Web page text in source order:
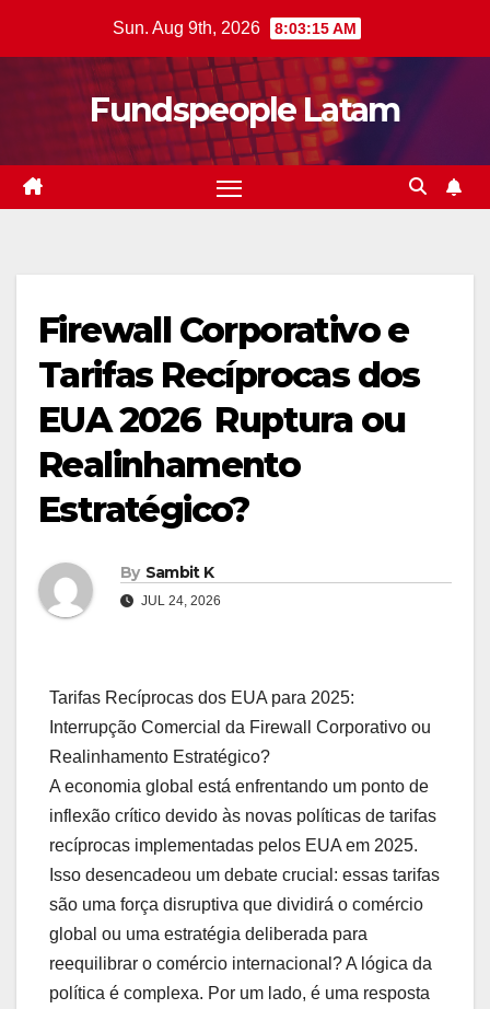
Sun. Aug 9th, 2026 8:03:16 AM
Fundspeople Latam
Firewall Corporativo e
Tarifas Recíprocas dos
EUA 2026  Ruptura ou
Realinhamento
Estratégico?
By Sambit K
JUL 24, 2026
Tarifas Recíprocas dos EUA para 2025:
Interrupção Comercial da Firewall Corporativo ou
Realinhamento Estratégico?
A economia global está enfrentando um ponto de
inflexão crítico devido às novas políticas de tarifas
recíprocas implementadas pelos EUA em 2025.
Isso desencadeou um debate crucial: essas tarifas
são uma força disruptiva que dividirá o comércio
global ou uma estratégia deliberada para
reequilibrar o comércio internacional? A lógica da
política é complexa. Por um lado, é uma resposta